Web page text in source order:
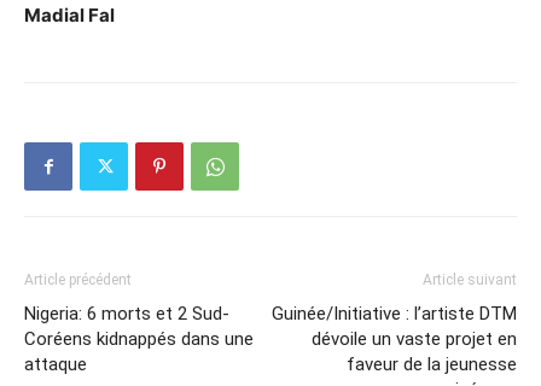
Madial Fal
Article précédent
Nigeria: 6 morts et 2 Sud-
Coréens kidnappés dans une
attaque
Article suivant
Guinée/Initiative : l’artiste DTM
dévoile un vaste projet en
faveur de la jeunesse